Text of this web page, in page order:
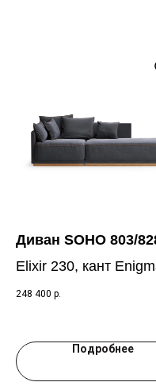
Диван SOHO 803/
Elixir 230, кант
248 400 р.
Подробнее